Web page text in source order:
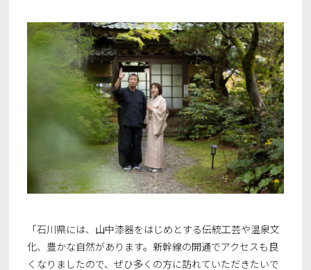
「石川県には、山中漆器をはじめとする伝統工芸や温泉文
化、豊かな自然があります。新幹線の開通でアクセスも良
くなりましたので、ぜひ多くの方に訪れていただきたいで